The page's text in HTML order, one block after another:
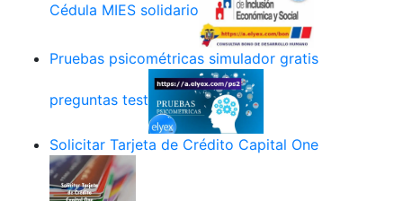
Cédula MIES solidario
Pruebas psicométricas simulador gratis
preguntas test
Solicitar Tarjeta de Crédito Capital One